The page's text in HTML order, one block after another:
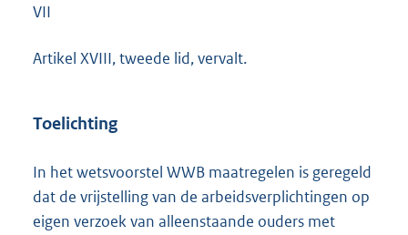
VII
Artikel XVIII, tweede lid, vervalt.
Toelichting
In het wetsvoorstel WWB maatregelen is geregeld
dat de vrijstelling van de arbeidsverplichtingen op
eigen verzoek van alleenstaande ouders met